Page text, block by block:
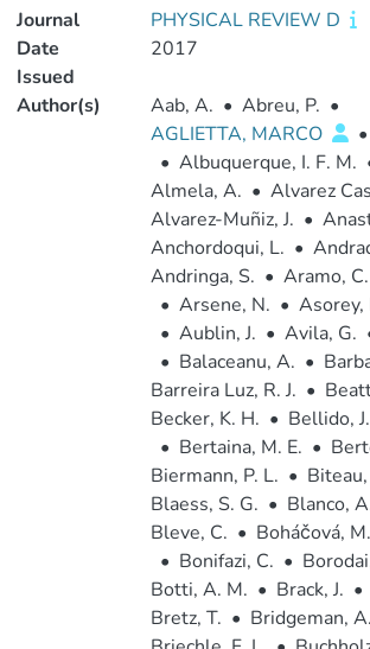
Journal
PHYSICAL REVIEW D
Date
Issued
2017
Author(s) Aab, A. • Abreu, P. •
AGLIETTA, MARCO
•
• Albuquerque, I. F. M.
Almela, A. • Alvarez
Alvarez-Muñiz, J. •
Anchordoqui, L. •
Andringa, S. • Aramo, C.
• Arsene, N. • Asorey,
• Aublin, J. • Avila, G.
• Balaceanu, A. •
Barreira Luz, R. J. •
Becker, K. H. • Bellido,
• Bertaina, M. E. •
Biermann, P. L. • Biteau,
Blaess, S. G. • Blanco,
Bleve, C. • Boháčová, M.
• Bonifazi, C. •
Botti, A. M. • Brack, J. •
Bretz, T. • Bridgeman, A.